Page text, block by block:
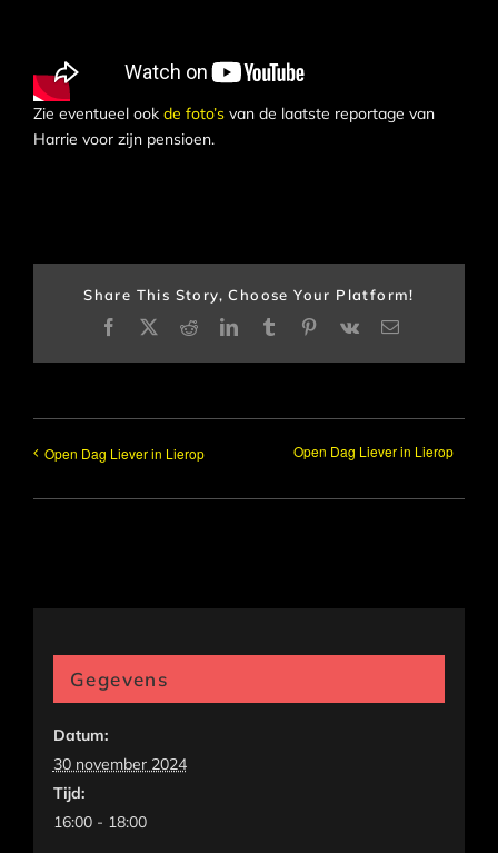
Zie eventueel ook de foto’s van de laatste reportage van
Harrie voor zijn pensioen.
Share This Story, Choose Your Platform!
Facebook
X RedditLinkedInTumblrPinterest
Vk
E-
Open Dag Liever in Lierop Open Dag Liever in Lierop
Gegevens
Datum:
30 november 2024
Tijd:
16:00 - 18:00